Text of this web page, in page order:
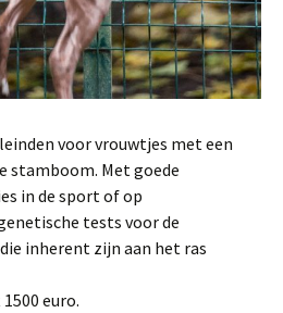
voor vrouwtjes met een
stamboom. Met goede
in de sport of op
tests voor de
inherent zijn aan het ras
euro.